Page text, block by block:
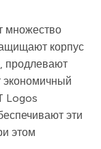
множество
корпус
продлевают
экономичный
Logos
эти
этом